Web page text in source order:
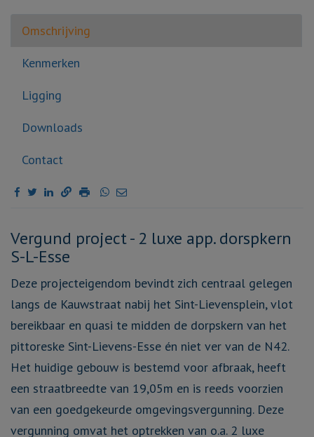
Omschrijving
Kenmerken
Ligging
Downloads
Contact
Omschrijving
Vergund project - 2 luxe app. dorspkern
S-L-Esse
Deze projecteigendom bevindt zich centraal gelegen
langs de Kauwstraat nabij het Sint-Lievensplein, vlot
bereikbaar en quasi te midden de dorpskern van het
pittoreske Sint-Lievens-Esse én niet ver van de N42.
Het huidige gebouw is bestemd voor afbraak, heeft
een straatbreedte van 19,05m en is reeds voorzien
van een goedgekeurde omgevingsvergunning. Deze
vergunning omvat het optrekken van o.a. 2 luxe